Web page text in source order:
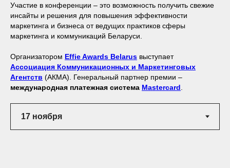
Участие в конференции – это возможность получить свежие
инсайты и решения для повышения эффективности
маркетинга и бизнеса от ведущих практиков сферы
маркетинга и коммуникаций Беларуси.
Организатором Effie Awards Belarus выступает
Ассоциация Коммуникационных и Маркетинговых
Агентств (АКМА). Генеральный партнер премии –
международная платежная система Mastercard